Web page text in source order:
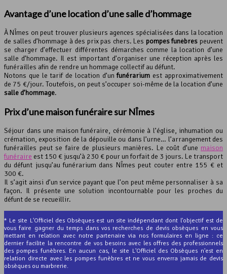
Avantage d’une location d’une salle d’hommage
À NÎmes on peut trouver plusieurs agences spécialisées dans la location
de salles d’hommage à des prix pas chers. Les pompes funèbres peuvent
se charger d’effectuer différentes démarches comme la location d’une
salle d’hommage. Il est important d’organiser une réception après les
funérailles afin de rendre un hommage collectif au défunt.
Notons que le tarif de location d’unfunérarium est approximativement
de 75 €/jour. Toutefois, on peut s’occuper soi-même de la location d’une
salle d’hommage.
Prix d’une maison funéraire sur NÎmes
Séjour dans une maison funéraire, cérémonie à l’église, inhumation ou
crémation, exposition de la dépouille ou dans l’urne… l’arrangement des
funérailles peut se faire de plusieurs manières. Le coût d’une maison
funéraire est 150 € jusqu’à 230 € pour un forfait de 3 jours. Le transport
du défunt jusqu’au funérarium dans NÎmes peut couter entre 155 € et
300 €.
Il s’agit ainsi d’un service payant que l’on peut même personnaliser à sa
façon. Il présente une solution incontournable pour les proches du
défunt de se recueillir.
* Le site L'Officiel des Obsèques est un site indépendant dont l'objectif est de
vous faire gagner du temps dans vos recherches de devis obsèques en vous
mettant en relation avec notre partenaire via nos formulaires en ligne : ce
dernier facilite la rencontre de vos besoins avec les offres des professionnels
des pompes funèbres. En aucun cas, le site L'Officiel des Obsèques n'est en
relation directe avec les pompes funèbres et ne vous enverra jamais de devis
obsèques ou marbrerie.